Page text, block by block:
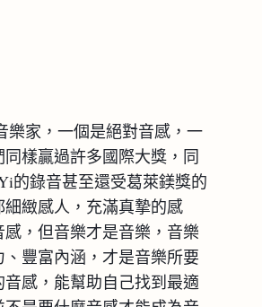
家，一個是絕對音感，一
樣贏過許多國際大獎，同
的錄音甚至還受葛萊鎂獎的
緻感人，充滿真摯的感
，但音樂才是音樂，音樂
豐富內涵，才是音樂所要
感，能幫助自己找到最適